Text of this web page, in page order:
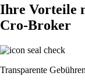
Ihre Vorteile
Cro-Broker
Transparente